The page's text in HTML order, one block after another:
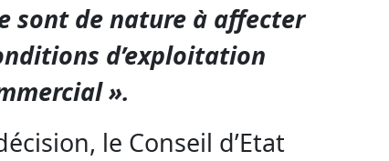
sont de nature à affecter
d’exploitation
».
le Conseil d’Etat